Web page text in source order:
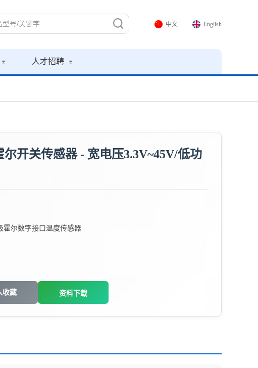
中文 English
人才招聘
开关传感器 - 宽电压3.3V~45V/低功
霍尔数字接口温度传感器
收藏 资料下载